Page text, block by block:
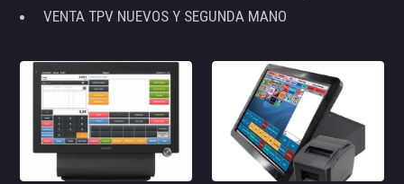
VENTA TPV NUEVOS Y SEGUNDA MANO